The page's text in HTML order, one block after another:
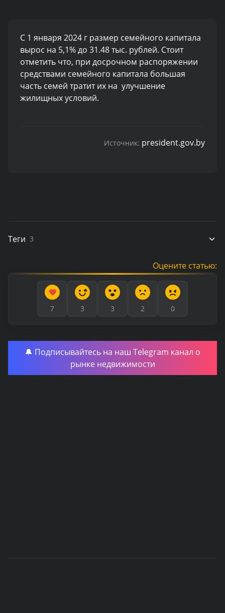
С 1 января 2024 г размер семейного капитала
вырос на 5,1% до 31.48 тыс. рублей. Стоит
отметить что, при досрочном распоряжении
средствами семейного капитала большая
часть семей тратит их на улучшение
жилищных условий.
Источник: president.gov.by
Теги 3
Оцените статью:
7 3 3 2 0
🔔 Подписывайтесь на наш Telegram канал о
рынке недвижимости